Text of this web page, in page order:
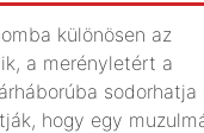
különösen az
a merényletért a
sodorhatja
hogy egy